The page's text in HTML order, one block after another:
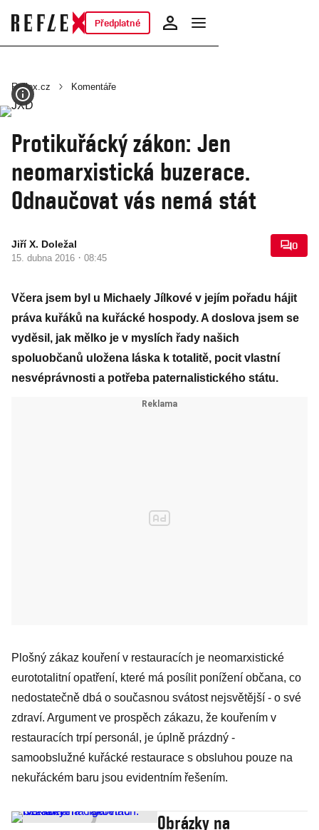
Předplatné
Reflex.cz Komentáře
Protikuřácký zákon: Jen
neomarxistická buzerace.
Odnaučovat vás nemá stát
Jiří X. Doležal
15. dubna 2016 · 08:45
0
Včera jsem byl u Michaely Jílkové v jejím pořadu hájit
práva kuřáků na kuřácké hospody. A doslova jsem se
vyděsil, jak mělko je v myslích řady našich
spoluobčanů uložena láska k totalitě, pocit vlastní
nesvéprávnosti a potřeba paternalistického státu.
Plošný zákaz kouření v restauracích je neomarxistické
eurototalitní opatření, které má posílit ponížení občana, co
nedostatečně dbá o současnou svátost nejsvětější - o své
zdraví. Argument ve prospěch zákazu, že kouřením v
restauracích trpí personál, je úplně prázdný -
samoobslužné kuřácké restaurace s obsluhou pouze na
nekuřáckém baru jsou evidentním řešením.
Obrázky na